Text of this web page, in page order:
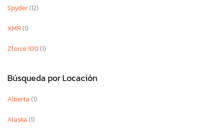
Spyder(12)
XMR(1)
Zforce 100(1)
Búsqueda por Locación
Alberta(1)
Alaska(1)